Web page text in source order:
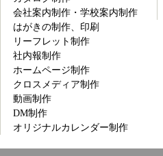
会社案内制作・学校案内制作
はがきの制作、印刷
リーフレット制作
社内報制作
ホームページ制作
クロスメディア制作
動画制作
DM制作
オリジナルカレンダー制作